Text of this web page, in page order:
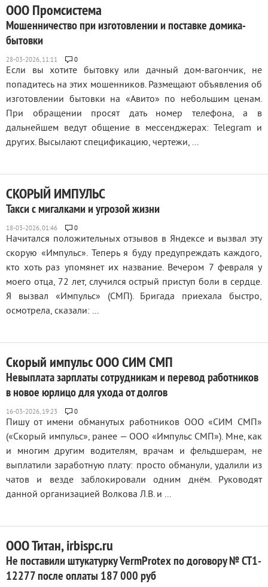
ООО Промсистема
Мошенничество при изготовлении и поставке домика-
бытовки
0
Если вы хотите бытовку или дачный дом-вагончик, не
попадитесь на этих мошенников. Размещают объявления об
изготовлении бытовки на «Авито» по небольшим ценам.
При обращении просят дать номер телефона, а в
дальнейшем ведут общение в мессенджерах: Telegram и
других. Высылают спецификацию, чертежи, ...
СКОРЫЙ ИМПУЛЬС
Такси с мигалками и угрозой жизни
0
Начитался положительных отзывов в Яндексе и вызвал эту
скорую «Импульс». Теперь я буду предупреждать каждого,
кто хоть раз упомянет их название. Вечером 7 февраля у
моего отца, 72 лет, случился острый приступ боли в сердце.
Я вызвал «Импульс» (СМП). Бригада приехала быстро,
осмотрела, сказали: ...
Скорый импульс ООО СИМ СМП
Невыплата зарплаты сотрудникам и перевод работников
в новое юрлицо для ухода от долгов
0
Пишу от имени обманутых работников ООО «СИМ СМП»
(«Скорый импульс», ранее — ООО «Импульс СМП»). Мне, как
и многим другим водителям, врачам и фельдшерам, не
выплатили заработную плату: просто обманули, удалили из
чатов и везде заблокировали одним днём. Руководят
данной организацией Волкова Л.В. и ...
ООО Титан, irbispc.ru
Не поставили штукатурку VermProtex по договору № СТ1-
12277 после оплаты 187 000 руб